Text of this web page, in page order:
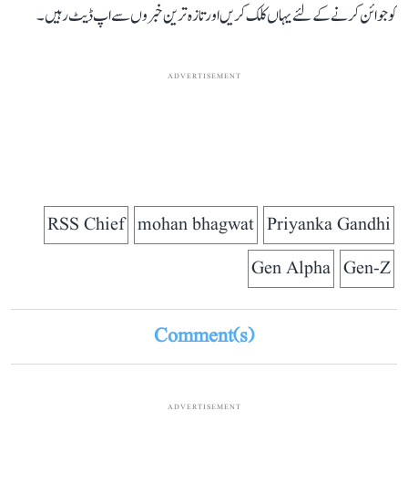
کو جوائن کرنے کے لئے یہاں کلک کریں اور تازہ ترین خبروں سے اپ ڈیٹ رہیں۔
ADVERTISEMENT
Priyanka Gandhi
mohan bhagwat
RSS Chief
Gen-Z
Gen Alpha
Comment(s)
ADVERTISEMENT